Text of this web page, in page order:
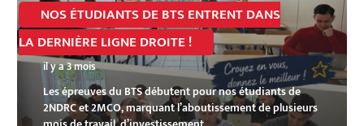
NOS ÉTUDIANTS DE BTS ENTRENT DANS
LA DERNIÈRE LIGNE DROITE !
il y a 3 mois
Les épreuves du BTS débutent pour nos étudiants de
2NDRC et 2MCO, marquant l’aboutissement de plusieurs